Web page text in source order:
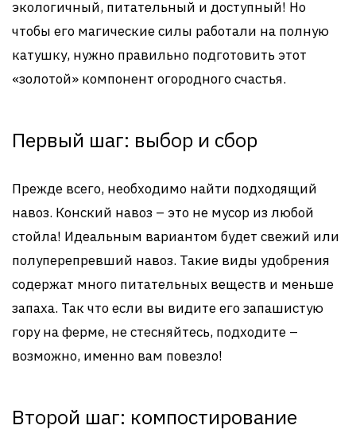
экологичный, питательный и доступный! Но
чтобы его магические силы работали на полную
катушку, нужно правильно подготовить этот
«золотой» компонент огородного счастья.
Первый шаг: выбор и сбор
Прежде всего, необходимо найти подходящий
навоз. Конский навоз – это не мусор из любой
стойла! Идеальным вариантом будет свежий или
полуперепревший навоз. Такие виды удобрения
содержат много питательных веществ и меньше
запаха. Так что если вы видите его запашистую
гору на ферме, не стесняйтесь, подходите –
возможно, именно вам повезло!
Второй шаг: компостирование